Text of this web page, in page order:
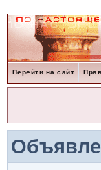
Перейти на сайт